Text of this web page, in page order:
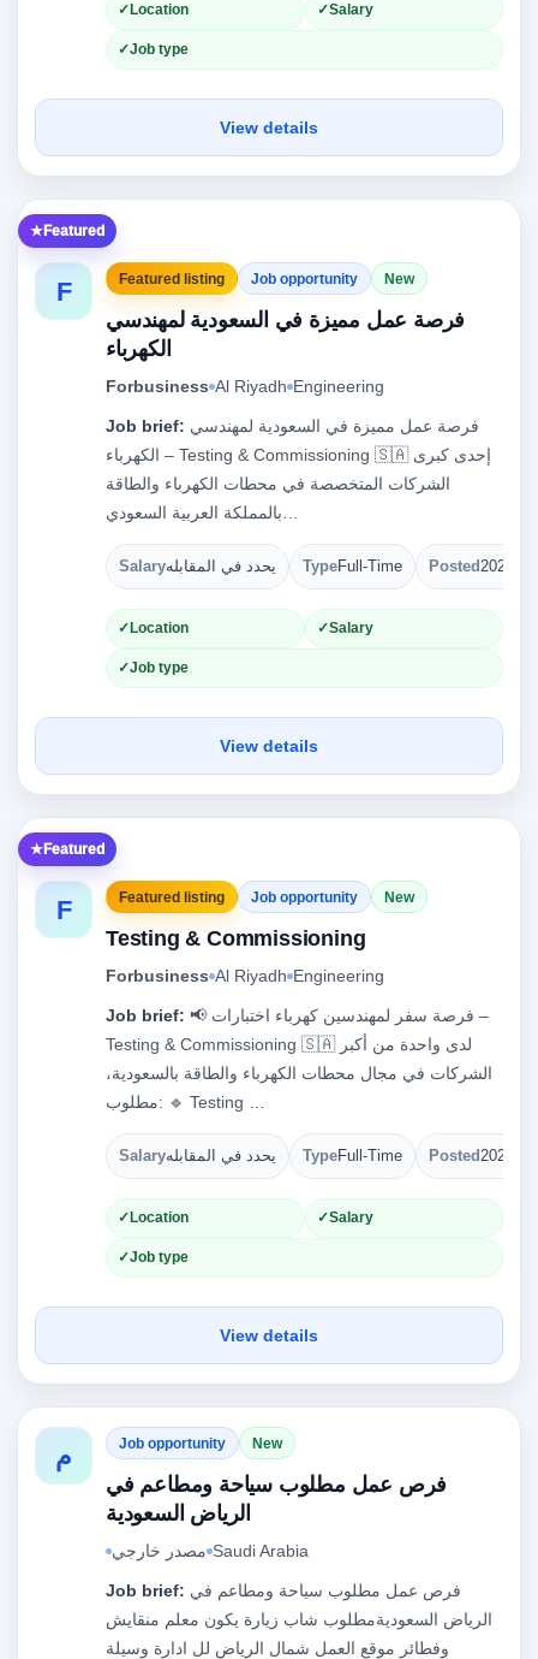
Location Salary
Job type
View details
Featured
F Featured listing Job opportunity New
فرصة عمل مميزة في السعودية لمهندسي
الكهرباء
Forbusiness Al Riyadh Engineering
Job brief:
الكهرباء – Testing & Commissioning 🇸🇦 إحدى كبرى
الشركات المتخصصة في محطات الكهرباء والطاقة
Salaryيحدد في المقابله TypeFull-Time Posted2026-
Location Salary
Job type
View details
Featured
F Featured listing Job opportunity New
Testing & Commissioning
Forbusiness Al Riyadh Engineering
Job brief: 📢 فرصة سفر لمهندسين كهرباء اختبارات –
Testing & Commissioning 🇸🇦 لدى واحدة من أكبر
الشركات في مجال محطات الكهرباء والطاقة بالسعودية،
مطلوب: 🔹 Testing …
Salaryيحدد في المقابله TypeFull-Time Posted2026-
Location Salary
Job type
View details
م Job opportunity New
فرص عمل مطلوب سياحة ومطاعم في
الرياض السعودية
مصدر خارجي Saudi Arabia
Job brief:
الرياض السعوديةمطلوب شاب زيارة يكون معلم منقايش
وفطائر موقع العمل شمال الرياض لل ادارة وسيلة